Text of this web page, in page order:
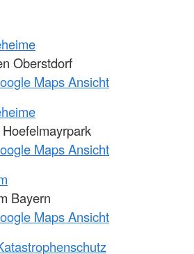
Oberstdorf
Maps Ansicht
Maps Ansicht
Bayern
Maps Ansicht